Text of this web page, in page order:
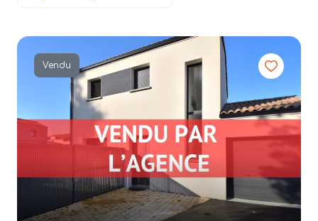
estimation
mail
Vendu